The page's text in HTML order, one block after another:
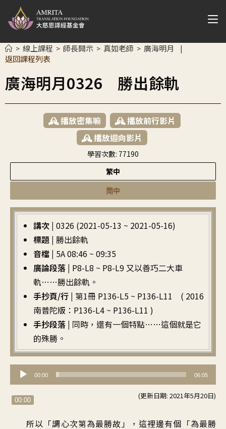
> 線上課程 > 師長開示 > 真如老師 > 廣海明月 |
返回課程列表
廣海明月0326 勝出餘軌
播放密集嘛
播放前行影片
播放迴向影片
學習次數: 77190
繁中
简中
講次 | 0326 (2021-05-13 ~ 2021-05-16)
標題 | 勝出餘軌
音檔 | 5A 08:46 ~ 09:35
廣論段落 | P8-L8 ~ P8-L9 又以善巧二大車
軌……勝出餘軌。
手抄頁/行 | 第1冊 P136-L5 ~ P136-L11 ( 2016
南普陀版：P136-L4 ~ P136-L11 )
手抄段落 | 同時，還有一個特點……這個就是它
的殊勝。
訊
播
00:00 06:05
(更新日期: 2021年5月20日)
00:00
所以 「調心次第為最勝故」， 這裡邊有個「為最勝